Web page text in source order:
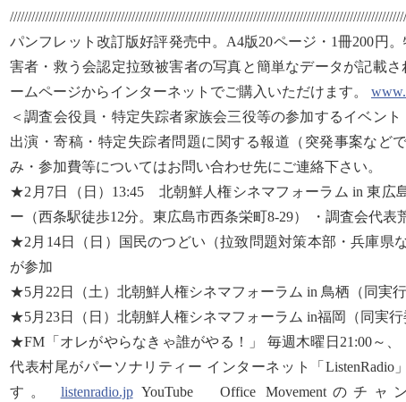
パンフレット改訂版好評発売中。A4版20ページ・1冊200円
害者・救う会認定拉致被害者の写真と簡単なデータが記載
ームページからインターネットでご購入いただけます。
＜調査会役員・特定失踪者家族会三役等の参加するイベン
出演・寄稿・特定失踪者問題に関する報道（突発事案な
み・参加費等についてはお問い合わせ先にご連絡下さい。
★2月7日（日）13:45 北朝鮮人権シネマフォーラム in 東広
ー（西条駅徒歩12分。東広島市西条栄町8-29） ・調査会代表
★2月14日（日）国民のつどい（拉致問題対策本部・兵庫県
が参加
★5月22日（土）北朝鮮人権シネマフォーラム in 鳥栖（同実
★5月23日（日）北朝鮮人権シネマフォーラム in福岡（同実
★FM「オレがやらなきゃ誰がやる！」 毎週木曜日21:00～、
代表村尾がパーソナリティー インターネット「
す。 listenradio.jpYouTube Office Movementのチ